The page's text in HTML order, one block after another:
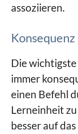
assoziieren.
Die
immer
einen Befehl
Lerneinheit
besser auf